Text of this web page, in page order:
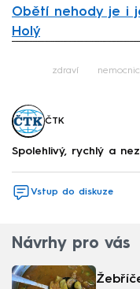
Obětí nehody je i
Holý
zdraví
ČTK
Spolehlivý, rychlý a
Vstup do diskuze
Návrhy pro vás